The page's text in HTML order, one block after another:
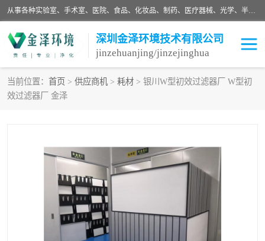
从事各种实验室、手术室、医院、食品、化妆品、制药、医疗器械、光学、半导体、精密电子等无尘车间行业的洁净车间装修设计、净化设备、恒温恒湿空调的设计制作与安装、净化系统工程项目施工及其技术支持服务。
深圳金泽环境技术有限公司
jinzehuanjing/jinzejinghua
当前位置： 首页 > 供应商机 > 耗材 > 银川W型初效过滤器厂 W型初
效过滤器厂 金泽
耗材
手术室净化 GMP车间净化
医药车间净化
生物实验室 食品饮料